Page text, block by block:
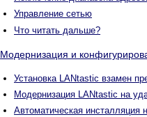
Управление сетью
Что читать дальше?
Модернизация и
Установка LANtastic взамен
Модернизация LANtastic на
Автоматическая инсталляция